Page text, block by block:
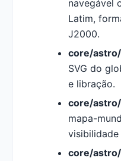
navegável
Latim,
J2000.
core/
SVG do
e libração.
core/
mapa-
visibilidade
core/